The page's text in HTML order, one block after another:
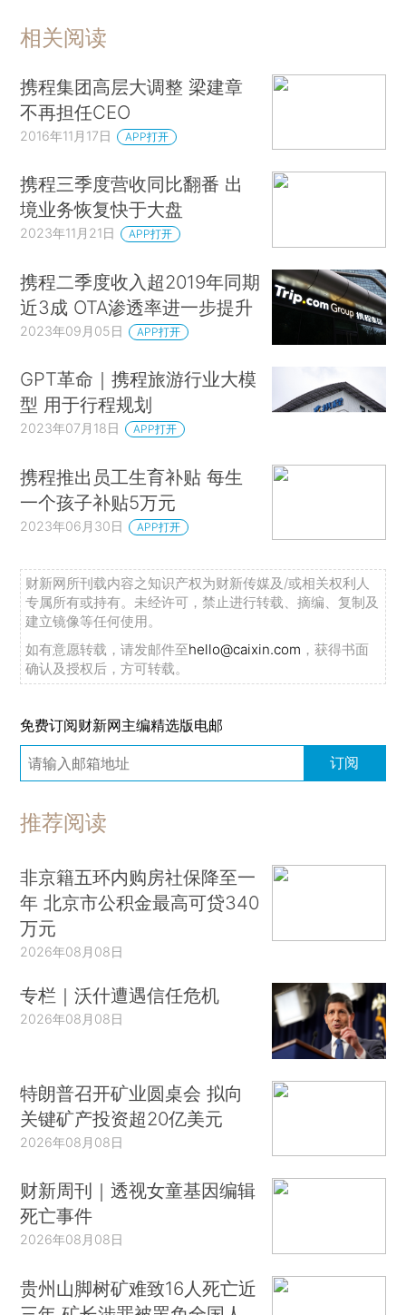
相关阅读
携程集团高层大调整 梁建章
不再担任CEO
2016年11月17日 APP打开
携程三季度营收同比翻番 出
境业务恢复快于大盘
2023年11月21日 APP打开
携程二季度收入超2019年同期
近3成 OTA渗透率进一步提升
2023年09月05日 APP打开
GPT革命｜携程旅游行业大模
型 用于行程规划
2023年07月18日 APP打开
携程推出员工生育补贴 每生
一个孩子补贴5万元
2023年06月30日 APP打开
财新网所刊载内容之知识产权为财新传媒及/或相关权利人
专属所有或持有。未经许可，禁止进行转载、摘编、复制及
建立镜像等任何使用。
如有意愿转载，请发邮件至hello@caixin.com ，获得书面
确认及授权后，方可转载。
免费订阅财新网主编精选版电邮
订阅
推荐阅读
非京籍五环内购房社保降至一
年 北京市公积金最高可贷340
万元
2026年08月08日
专栏｜沃什遭遇信任危机
2026年08月08日
特朗普召开矿业圆桌会 拟向
关键矿产投资超20亿美元
2026年08月08日
财新周刊｜透视女童基因编辑
死亡事件
2026年08月08日
贵州山脚树矿难致16人死亡近